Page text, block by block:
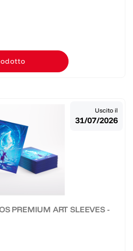
PREMIUM ART SLEEVES -
Uscito il
31/07/2026